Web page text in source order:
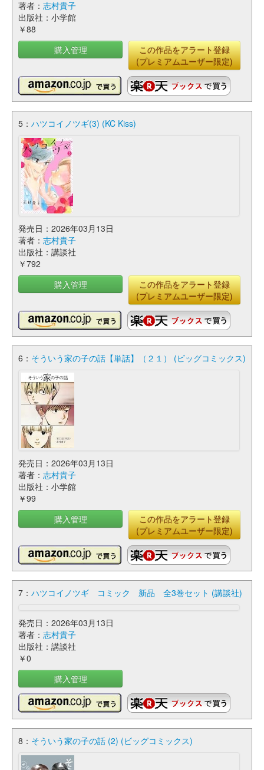
著者： 志村貴子
出版社：小学館
￥88
購入管理
この作品をアラート登録
(プレミアムユーザー限定)
5： ハツコイノツギ(3) (KC Kiss)
発売日：2026年03月13日
著者： 志村貴子
出版社：講談社
￥792
購入管理
この作品をアラート登録
(プレミアムユーザー限定)
6： そういう家の子の話【単話】（２１） (ビッグコミックス)
発売日：2026年03月13日
著者： 志村貴子
出版社：小学館
￥99
購入管理
この作品をアラート登録
(プレミアムユーザー限定)
7： ハツコイノツギ コミック 新品 全3巻セット (講談社)
発売日：2026年03月13日
著者： 志村貴子
出版社：講談社
￥0
購入管理
8： そういう家の子の話 (2) (ビッグコミックス)